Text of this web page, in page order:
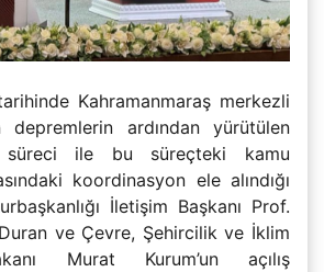
Kahramanmaraş merkezli
depremlerin ardından yürütülen
ile bu süreçteki kamu
koordinasyon ele alındığı
İletişim Başkanı Prof.
ve Çevre, Şehircilik ve İklim
Murat Kurum’un açılış